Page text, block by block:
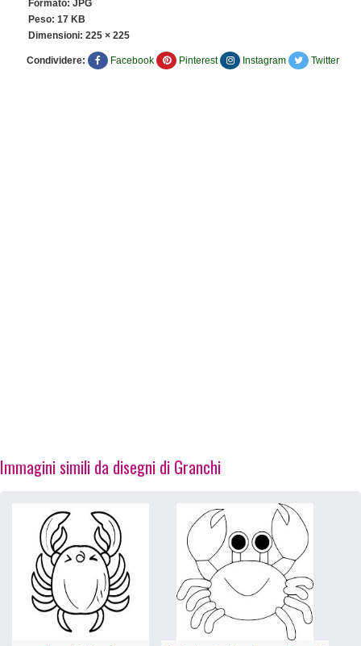
Formato: JPG
Peso: 17 KB
Dimensioni: 225 × 225
Condividere: Facebook Pinterest Instagram Twitter
Immagini simili da disegni di Granchi